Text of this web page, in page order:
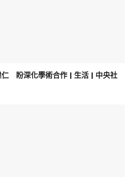
仁 盼深化學術合作 | 生活 | 中央社